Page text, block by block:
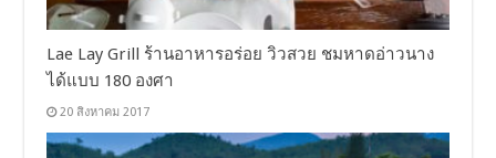
Lae Lay Grill ร้านอาหารอร่อย วิวสวย ชมหาดอ่าวนาง
ได้แบบ 180 องศา
20 สิงหาคม 2017